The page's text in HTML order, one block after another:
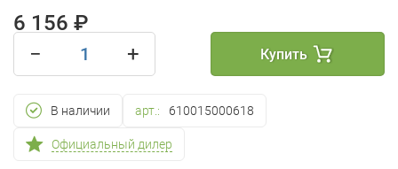
6 156 ₽
−
+ Купить
В наличии арт.: 610015000618
Официальный дилер